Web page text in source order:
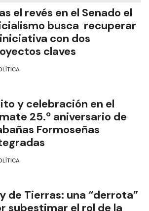
el revés en el Senado el
busca recuperar
con dos
claves
y celebración en el
25.º aniversario de
Formoseñas
de Tierras: una “derrota”
subestimar el rol de la